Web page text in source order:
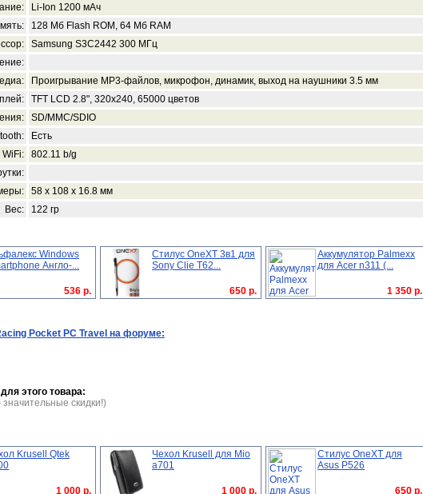
Li-Ion 1200 мАч
128 Мб Flash ROM, 64 Мб RAM
Samsung S3C2442 300 МГц
Проигрывание MP3-файлов, микрофон, динамик, выход на наушники 3.5 мм
TFT LCD 2.8", 320х240, 65000 цветов
SD/MMC/SDIO
Есть
WiFi:
802.11 b/g
58 x 108 x 16.8 мм
Вес:
122 гр
Windows
Англо-...
536 р.
Стилус OneXT 3в1 для
Sony Clie T62...
650 р.
Аккумулятор Palmexx
для Acer n311 (...
1 350 р.
Pocket PC Travel на форуме:
этого товара:
скидки!)
Krusell Qtek
1 000 р.
Чехол Krusell для Mio
a701
1 000 р.
Стилус OneXT для
Asus P526
650 р.